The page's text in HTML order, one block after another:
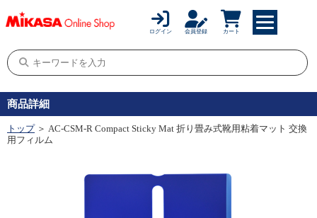
ログイン 会員登録 カート
商品詳細
トップ＞ AC-CSM-R Compact Sticky Mat 折り畳み式靴用粘着マット 交換
用フィルム